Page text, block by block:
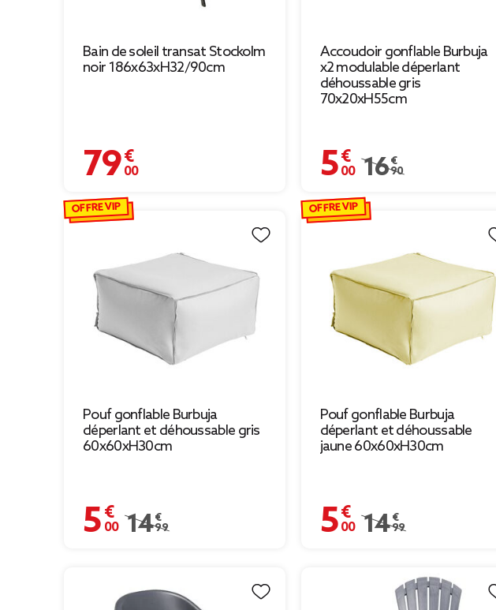
Bain de soleil transat Stockolm
noir 186x63xH32/90cm
79,00 €
Accoudoir gonflable Burbuja
x2 modulable déperlant
déhoussable gris
70x20xH55cm
5,00 €
Prix remisé de 16,90 €
16,90 €
Pouf gonflable Burbuja
déperlant et déhoussable gris
60x60xH30cm
5,00 €
Prix remisé de 14,99 € à 5,00 €
14,99 €
OFFRE VIP
Pouf gonflable Burbuja
déperlant et déhoussable
jaune 60x60xH30cm
5,00 €
Prix remisé de 14,99 €
14,99 €
OFFRE VIP